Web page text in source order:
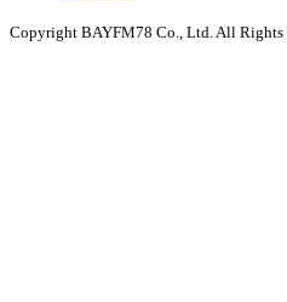
Copyright BAYFM78 Co., Ltd. All Rights